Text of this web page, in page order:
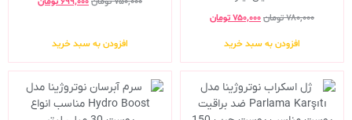
۷۸۰,۰۰۰تومان۷۵۰,۰۰۰تومان
افزودن به سبد خرید افزودن به سبد خرید